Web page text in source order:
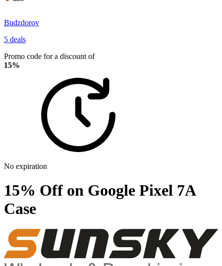
Budzdorov
5 deals
Promo code for a discount of
15%
No expiration
15% Off on Google Pixel 7A
Case